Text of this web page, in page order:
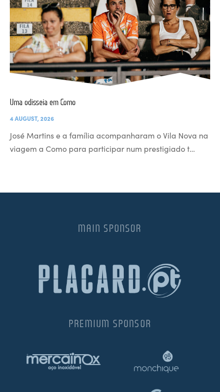
Uma odisseia em Como
4 AUGUST, 2026
José Martins e a família acompanharam o Vila Nova na
viagem a Como para participar num prestigiado t…
MAIN SPONSOR
PREMIUM SPONSOR